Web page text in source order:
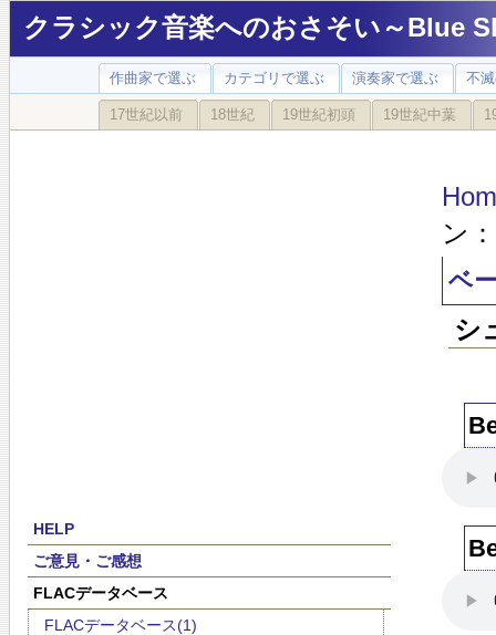
クラシック音楽へのおさそい～Blue
作曲家で選ぶ カテゴリで選ぶ 演奏家で選ぶ 不
17世紀以前 18世紀 19世紀初頭 19世紀中葉
HELP
ご意見・ご感想
FLACデータベース
FLACデータベース(1)
ン
ベ
シ